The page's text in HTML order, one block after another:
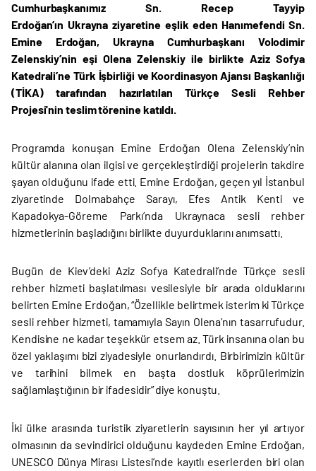
Cumhurbaşkanımız Sn. Recep Tayyip
Erdoğan’ın Ukrayna ziyaretine eşlik eden Hanımefendi Sn.
Emine Erdoğan, Ukrayna Cumhurbaşkanı Volodimir
Zelenskiy’nin eşi Olena Zelenskiy ile birlikte Aziz Sofya
Katedrali’ne Türk İşbirliği ve Koordinasyon Ajansı Başkanlığı
(TİKA) tarafından hazırlatılan Türkçe Sesli Rehber
Projesi'nin teslim törenine katıldı.
Programda konuşan Emine Erdoğan Olena Zelenskiy’nin
kültür alanına olan ilgisi ve gerçekleştirdiği projelerin takdire
şayan olduğunu ifade etti. Emine Erdoğan, geçen yıl İstanbul
ziyaretinde Dolmabahçe Sarayı, Efes Antik Kenti ve
Kapadokya-Göreme Parkı’nda Ukraynaca sesli rehber
hizmetlerinin başladığını birlikte duyurduklarını anımsattı.
Bugün de Kiev’deki Aziz Sofya Katedrali’nde Türkçe sesli
rehber hizmeti başlatılması vesilesiyle bir arada olduklarını
belirten Emine Erdoğan, “Özellikle belirtmek isterim ki Türkçe
sesli rehber hizmeti, tamamıyla Sayın Olena’nın tasarrufudur.
Kendisine ne kadar teşekkür etsem az. Türk insanına olan bu
özel yaklaşımı bizi ziyadesiyle onurlandırdı. Birbirimizin kültür
ve tarihini bilmek en başta dostluk köprülerimizin
sağlamlaştığının bir ifadesidir” diye konuştu.
İki ülke arasında turistik ziyaretlerin sayısının her yıl artıyor
olmasının da sevindirici olduğunu kaydeden Emine Erdoğan,
UNESCO Dünya Mirası Listesi’nde kayıtlı eserlerden biri olan